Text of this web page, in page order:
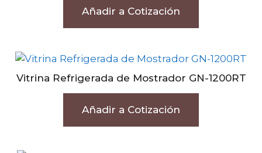
Añadir a Cotización
Vitrina Refrigerada de Mostrador GN-1200RT
Añadir a Cotización